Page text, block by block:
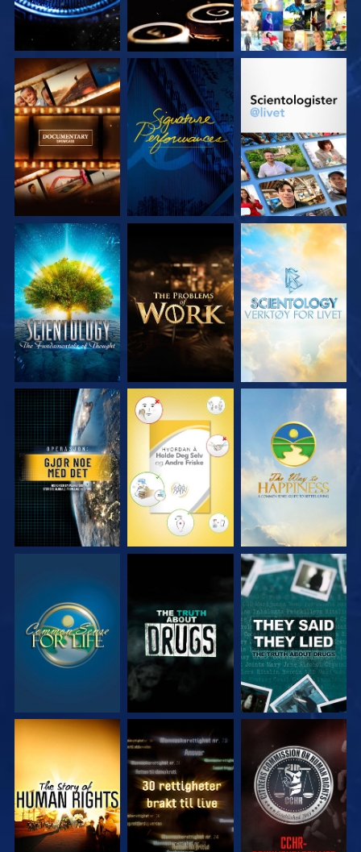
UTFORSK SERIEN SE UTFORSK SERIEN
UTFORSK SERIEN UTFORSK SERIEN UTFORSK SERIEN
SE SE SE
SE SE
SE SE SE